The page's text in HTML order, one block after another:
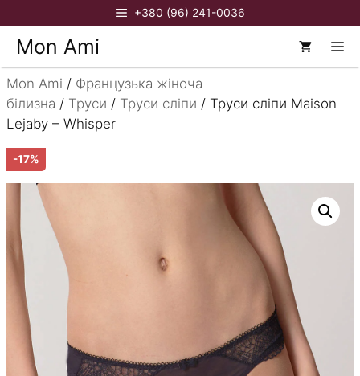
до
вмісту
+380 (96) 241-0036
Mon Ami
Mon Ami / Французька жіноча
білизна / Труси / Труси сліпи / Труси сліпи Maison
Lejaby – Whisper
-17%